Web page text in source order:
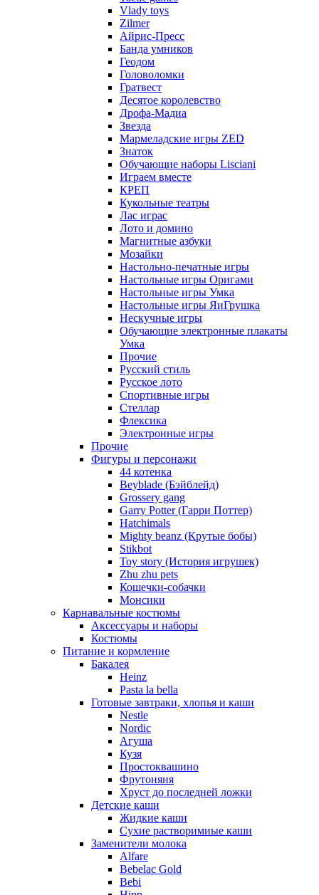
Vlady toys
Zilmer
Айрис-Пресс
Банда умников
Геодом
Головоломки
Гратвест
Десятое королевство
Дрофа-Мадиа
Звезда
Мармеладские игры ZED
Знаток
Обучающие наборы Lisciani
Играем вместе
КРЕП
Кукольные театры
Лас играс
Лото и домино
Магнитные азбуки
Мозайки
Настольно-печатные игры
Настольные игры Оригами
Настольные игры Умка
Настольные игры ЯиГрушка
Нескучные игры
Обучающие электронные плакаты
Умка
Прочие
Русский стиль
Русское лото
Спортивные игры
Стеллар
Флексика
Электронные игры
Прочие
Фигуры и персонажи
44 котенка
Beyblade (Бэйблейд)
Grossery gang
Garry Potter (Гарри Поттер)
Hatchimals
Mighty beanz (Крутые бобы)
Stikbot
Toy story (История игрушек)
Zhu zhu pets
Кошечки-собачки
Монсики
Карнавальные костюмы
Аксессуары и наборы
Костюмы
Питание и кормление
Бакалея
Heinz
Pasta la bella
Готовые завтраки, хлопья и каши
Nestle
Nordic
Агуша
Кузя
Простоквашино
Фрутоняня
Хруст до последней ложки
Детские каши
Жидкие каши
Сухие растворимиые каши
Заменители молока
Alfare
Bebelac Gold
Bebi